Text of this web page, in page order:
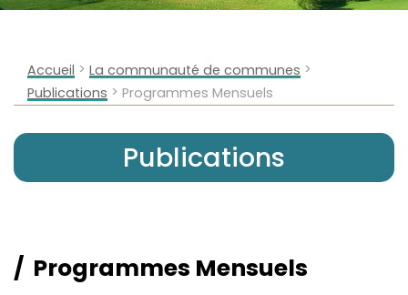
Accueil > La communauté de communes >
Publications > Programmes Mensuels
Publications
Programmes Mensuels